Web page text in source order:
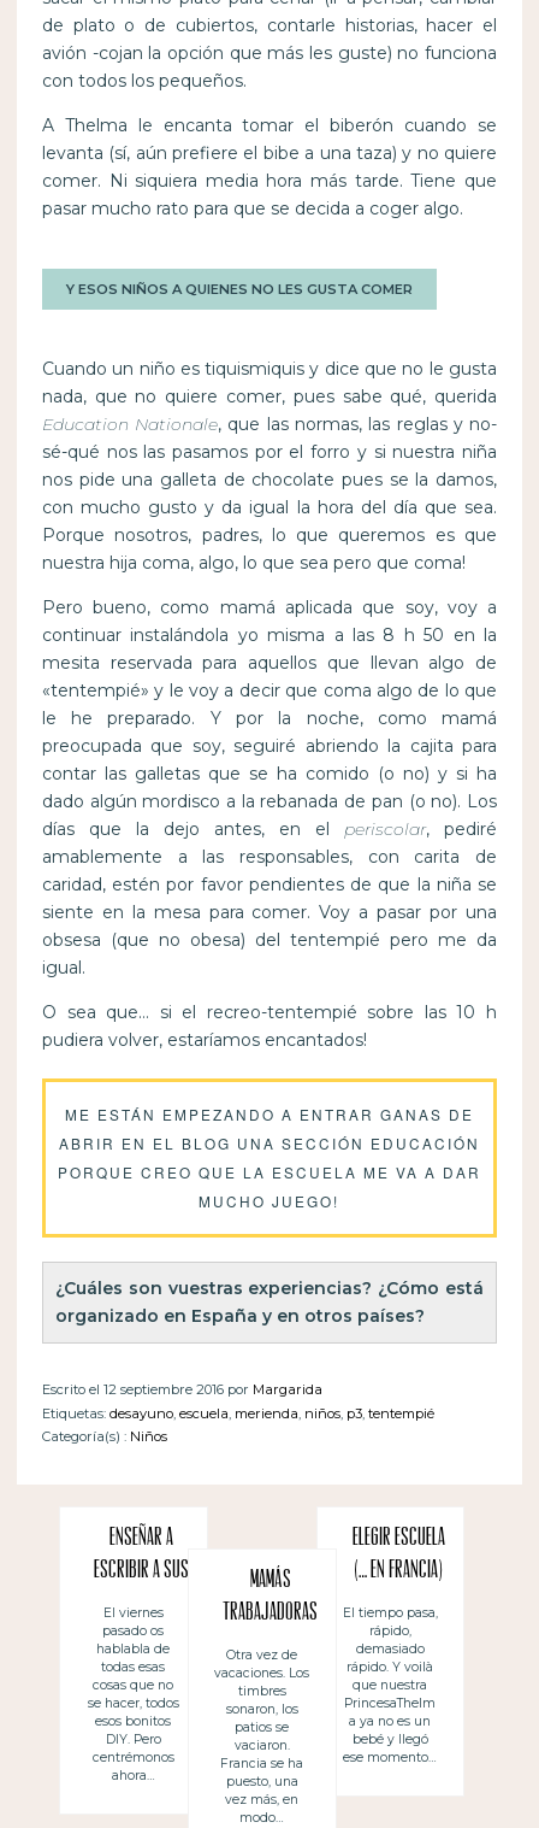
de plato o de cubiertos, contarle historias, hacer el
avión -cojan la opción que más les guste) no funciona
con todos los pequeños.
A Thelma le encanta tomar el biberón cuando se
levanta (sí, aún prefiere el bibe a una taza) y no quiere
comer. Ni siquiera media hora más tarde. Tiene que
pasar mucho rato para que se decida a coger algo.
Y ESOS NIÑOS A QUIENES NO LES GUSTA COMER
Cuando un niño es tiquismiquis y dice que no le gusta
nada, que no quiere comer, pues sabe qué, querida
Education Nationale, que las normas, las reglas y no-
sé-qué nos las pasamos por el forro y si nuestra niña
nos pide una galleta de chocolate pues se la damos,
con mucho gusto y da igual la hora del día que sea.
Porque nosotros, padres, lo que queremos es que
nuestra hija coma, algo, lo que sea pero que coma!
Pero bueno, como mamá aplicada que soy, voy a
continuar instalándola yo misma a las 8 h 50 en la
mesita reservada para aquellos que llevan algo de
«tentempié» y le voy a decir que coma algo de lo que
le he preparado. Y por la noche, como mamá
preocupada que soy, seguiré abriendo la cajita para
contar las galletas que se ha comido (o no) y si ha
dado algún mordisco a la rebanada de pan (o no). Los
días que la dejo antes, en el periscolar, pediré
amablemente a las responsables, con carita de
caridad, estén por favor pendientes de que la niña se
siente en la mesa para comer. Voy a pasar por una
obsesa (que no obesa) del tentempié pero me da
igual.
O sea que… si el recreo-tentempié sobre las 10 h
pudiera volver, estaríamos encantados!
ME ESTÁN EMPEZANDO A ENTRAR GANAS DE
ABRIR EN EL BLOG UNA SECCIÓN EDUCACIÓN
PORQUE CREO QUE LA ESCUELA ME VA A DAR
MUCHO JUEGO!
¿Cuáles son vuestras experiencias? ¿Cómo está
organizado en España y en otros países?
Escrito el 12 septiembre 2016 por Margarida
Etiquetas: desayuno, escuela merienda niños, p3, tentempié
Categoría(s) : Niños
Enseñar a
escribir a sus
propios hijos
El viernes
pasado os
hablabla de
todas esas
cosas que no
se hacer, todos
esos bonitos
DIY. Pero
centrémonos
ahora…
Mamás
trabajadoras
, niños de
vacaciones
Otra vez de
vacaciones. Los
timbres
sonaron, los
patios se
vaciaron.
Francia se ha
puesto, una
vez más, en
modo…
Elegir escuela
(… en Francia)
El tiempo pasa,
rápido,
demasiado
rápido. Y voilà
que nuestra
PrincesaThelm
a ya no es un
bebé y llegó
ese momento…